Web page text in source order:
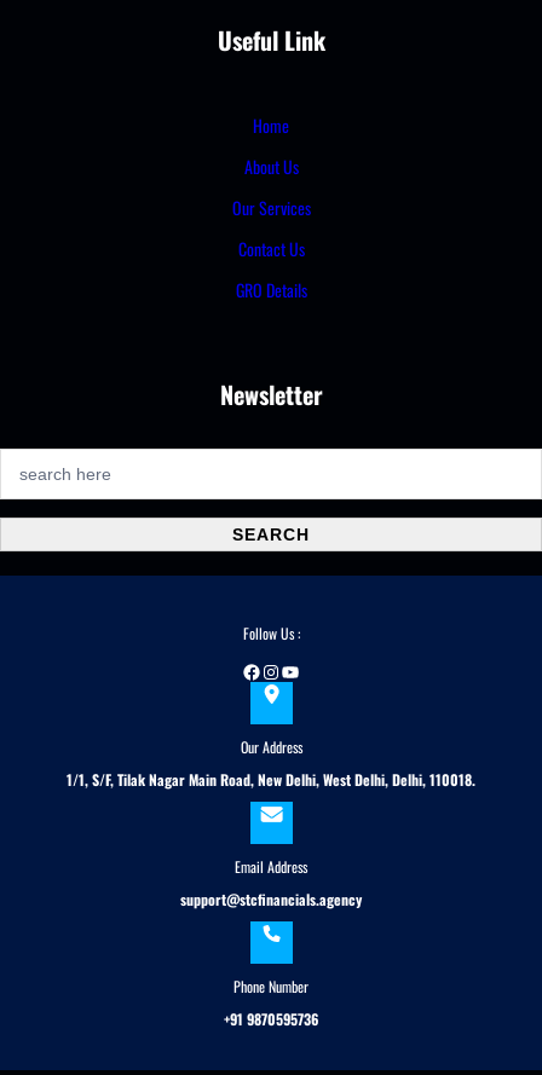
Useful Link
Home
About Us
Our Services
Contact Us
GRO Details
Newsletter
a
r
c
SEARCH
Follow Us :
Facebook Instagram YouTube
Our Address
1/1, S/F, Tilak Nagar Main Road, New Delhi, West Delhi, Delhi, 110018.
Email Address
support@stcfinancials.agency
Phone Number
+91 9870595736